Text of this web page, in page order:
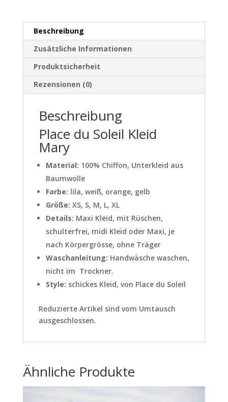
Beschreibung
Zusätzliche Informationen
Produktsicherheit
Rezensionen (0)
Beschreibung
Place du Soleil Kleid
Mary
Material: 100% Chiffon, Unterkleid aus
Baumwolle
Farbe: lila, weiß, orange, gelb
Größe: XS, S, M, L, XL
Details: Maxi Kleid, mit Rüschen,
schulterfrei, midi Kleid oder Maxi, je
nach Körpergrösse, ohne Träger
Waschanleitung: Handwäsche waschen,
nicht im Trockner.
Style: schickes Kleid, von Place du Soleil
Reduzierte Artikel sind vom Umtausch
ausgeschlossen.
Ähnliche Produkte